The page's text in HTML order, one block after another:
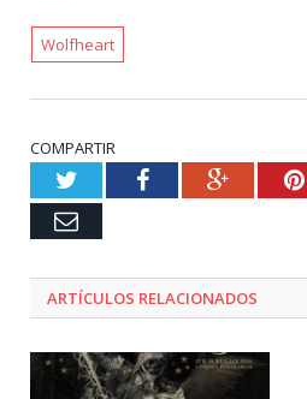
Wolfheart
COMPARTIR
TwitterFacebookGoogle+
Email
ARTÍCULOS RELACIONADOS